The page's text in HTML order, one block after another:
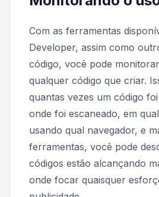
Com as ferramentas
Developer, assim como
código, você pode
qualquer código que criar.
quantas vezes um código
onde foi escaneado, em
usando qual navegador, e
ferramentas, você pode
códigos estão alcançando
onde focar quaisquer